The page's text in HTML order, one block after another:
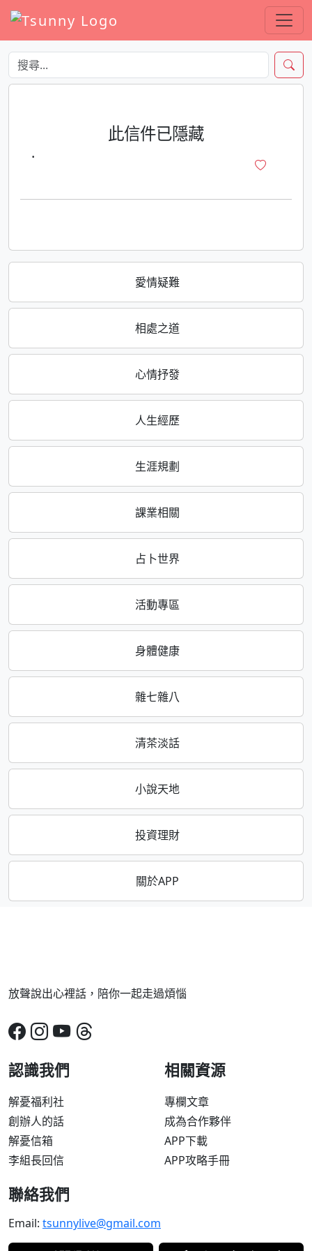
愛情疑難
相處之道
心情抒發
人生經歷
生涯規劃
課業相關
占卜世界
活動專區
身體健康
雜七雜八
清茶淡話
小說天地
投資理財
關於APP
此信件已隱藏
·
放聲說出心裡話，陪你一起走過煩惱
認識我們
解憂福利社
創辦人的話
解憂信箱
李組長回信
相關資源
專欄文章
成為合作夥伴
APP下載
APP攻略手冊
聯絡我們
Email: tsunnylive@gmail.com